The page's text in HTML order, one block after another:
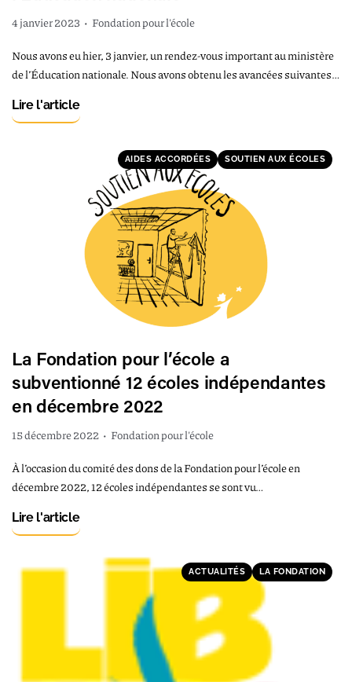
4 janvier 2023 • Fondation pour l'école
Nous avons eu hier, 3 janvier, un rendez-vous important au ministère
de l’Éducation nationale. Nous avons obtenu les avancées suivantes…
Lire l'article
AIDES ACCORDÉES SOUTIEN AUX ÉCOLES
La Fondation pour l’école a
subventionné 12 écoles indépendantes
en décembre 2022
15 décembre 2022 • Fondation pour l'école
À l’occasion du comité des dons de la Fondation pour l’école en
décembre 2022, 12 écoles indépendantes se sont vu…
Lire l'article
ACTUALITÉS LA FONDATION